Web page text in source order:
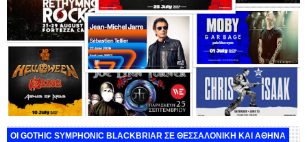
ΟΙ GOTHIC SYMPHONIC BLACKBRIAR ΣΕ ΘΕΣΣΑΛΟΝΙΚΗ ΚΑΙ ΑΘΗΝΑ